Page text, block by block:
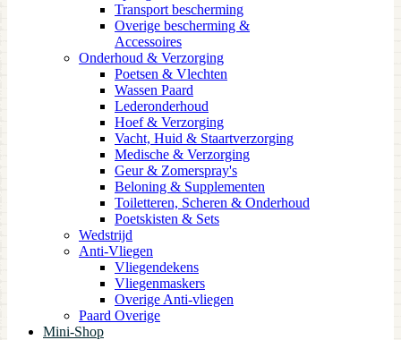
Transport bescherming
Overige bescherming &
Accessoires
Onderhoud & Verzorging
Poetsen & Vlechten
Wassen Paard
Lederonderhoud
Hoef & Verzorging
Vacht, Huid & Staartverzorging
Medische & Verzorging
Geur & Zomerspray's
Beloning & Supplementen
Toiletteren, Scheren & Onderhoud
Poetskisten & Sets
Wedstrijd
Anti-Vliegen
Vliegendekens
Vliegenmaskers
Overige Anti-vliegen
Paard Overige
Mini-Shop